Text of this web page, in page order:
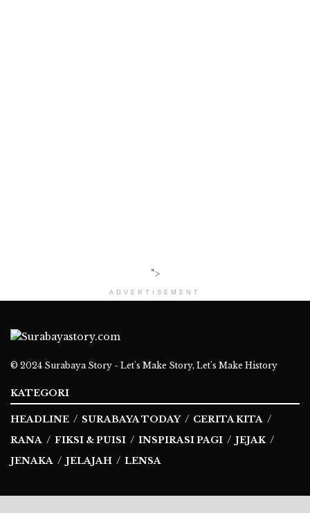
">
ADVERTISEMENT
© 2024 Surabaya Story - Let's Make Story, Let's Make History
KATEGORI
HEADLINE SURABAYA TODAY
CERITA KITA
RANA
FIKSI & PUISI INSPIRASI PAGI
JEJAK
JENAKA
JELAJAH LENSA